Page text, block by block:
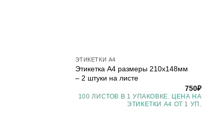
ЭТИКЕТКИ А4
Этикетка А4 размеры 210х148мм
– 2 штуки на листе
750₽
100 ЛИСТОВ В 1 УПАКОВКЕ. ЦЕНА НА
ЭТИКЕТКИ А4 ОТ 1 УП.